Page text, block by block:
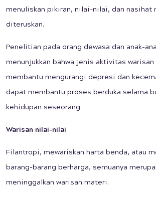
menuliskan pikiran, nilai-nilai, dan nasihat
diteruskan.
Penelitian pada orang dewasa dan anak-
menunjukkan bahwa jenis aktivitas
membantu mengurangi depresi dan
dapat membantu proses berduka selama
kehidupan seseorang.
Warisan nilai-nilai
Filantropi, mewariskan harta benda, atau
barang-barang berharga, semuanya
meninggalkan warisan materi.